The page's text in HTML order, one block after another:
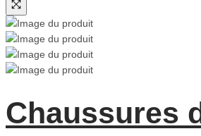
Chaussures